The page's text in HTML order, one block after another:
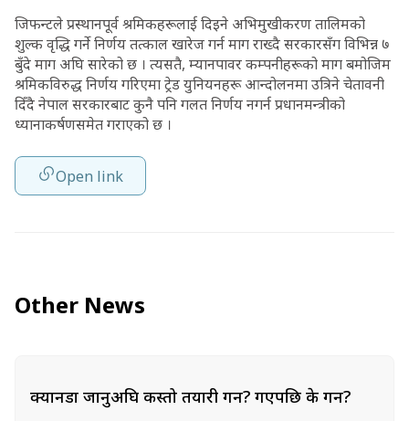
जिफन्टले प्रस्थानपूर्व श्रमिकहरूलाई दिइने अभिमुखीकरण तालिमको
शुल्क वृद्धि गर्ने निर्णय तत्काल खारेज गर्न माग राख्दै सरकारसँग विभिन्न ७
बुँदे माग अघि सारेको छ । त्यसतै, म्यानपावर कम्पनीहरूको माग बमोजिम
श्रमिकविरुद्ध निर्णय गरिएमा ट्रेड युनियनहरू आन्दोलनमा उत्रिने चेतावनी
दिँदै नेपाल सरकारबाट कुनै पनि गलत निर्णय नगर्न प्रधानमन्त्रीको
ध्यानाकर्षणसमेत गराएको छ ।
Open link
Other News
क्यानडा जानुअघि कस्तो तयारी गर्ने? गएपछि के गर्ने?